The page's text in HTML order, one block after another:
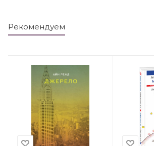
Рекомендуем